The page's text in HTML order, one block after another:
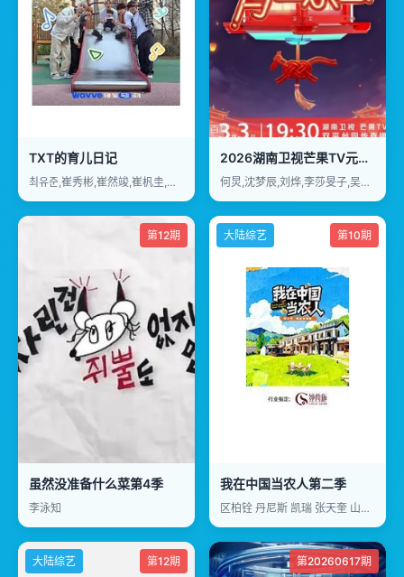
TXT的育儿日记
최유준,崔秀彬,崔然竣,崔杋圭,姜太显,休宁凯
2026湖南卫视芒果TV元宵喜乐会
何炅,沈梦辰,刘烨,李莎旻子,吴泽林,张雅琪
第12期
虽然没准备什么菜第4季
李泳知
大陆综艺 第10期
我在中国当农人第二季
区柏铨 丹尼斯 凯瑞 张天奎 山姆 辛马丁
大陆综艺 第12期 第20260617期